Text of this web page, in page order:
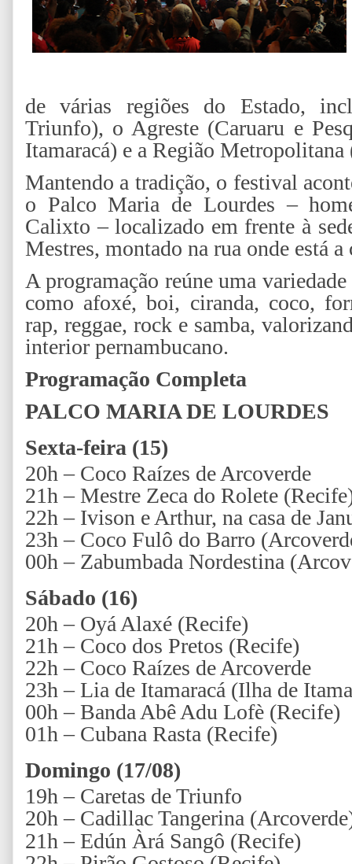
de várias regiões do Estado,
Triunfo), o Agreste (Caruaru e
Itamaracá) e a Região
Mantendo a tradição, o festival
o Palco Maria de Lourdes –
Calixto – localizado em frente à
Mestres, montado na rua onde está
A programação reúne uma
como afoxé, boi, ciranda, coco,
rap, reggae, rock e samba,
interior pernambucano.
Programação Completa
PALCO MARIA DE LOURDES
Sexta-feira (15)
20h – Coco Raízes de Arcoverde
21h – Mestre Zeca do Rolete
22h – Ivison e Arthur, na casa de
23h – Coco Fulô do Barro
00h – Zabumbada Nordestina
Sábado (16)
20h – Oyá Alaxé (Recife)
21h – Coco dos Pretos (Recife)
22h – Coco Raízes de Arcoverde
23h – Lia de Itamaracá (Ilha de
00h – Banda Abê Adu Lofè (Recife)
01h – Cubana Rasta (Recife)
Domingo (17/08)
19h – Caretas de Triunfo
20h – Cadillac Tangerina
21h –Edún Àrá Sangô (Recife)